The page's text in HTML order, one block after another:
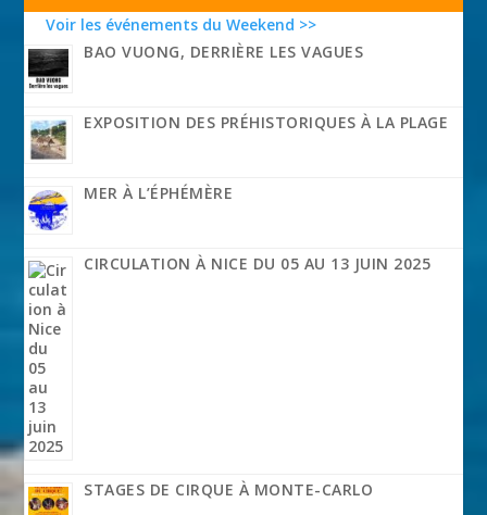
Voir les événements du Weekend >>
BAO VUONG, DERRIÈRE LES VAGUES
EXPOSITION DES PRÉHISTORIQUES À LA PLAGE
MER À L’ÉPHÉMÈRE
CIRCULATION À NICE DU 05 AU 13 JUIN 2025
STAGES DE CIRQUE À MONTE-CARLO